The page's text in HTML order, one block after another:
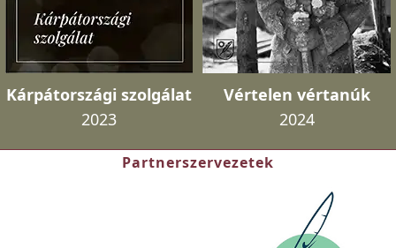
Kárpátországi szolgálat
2023
Vértelen vértanúk
2024
Partnerszervezetek